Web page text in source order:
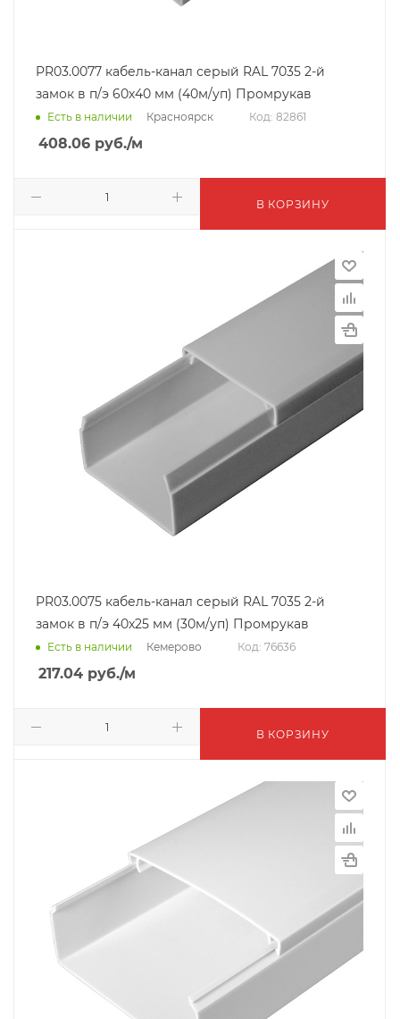
PR03.0077 кабель-канал серый RAL 7035 2-й
замок в п/э 60х40 мм (40м/уп) Промрукав
Есть в наличии Красноярск Код: 82861
408.06 руб./м
В КОРЗИНУ
PR03.0075 кабель-канал серый RAL 7035 2-й
замок в п/э 40х25 мм (30м/уп) Промрукав
Есть в наличии Кемерово Код: 76636
217.04 руб./м
В КОРЗИНУ